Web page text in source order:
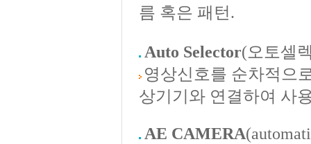
름 혹은 패턴.
Auto Selector(오토셀
영상신호를 순차적으
상기기와 연결하여 사
AE CAMERA